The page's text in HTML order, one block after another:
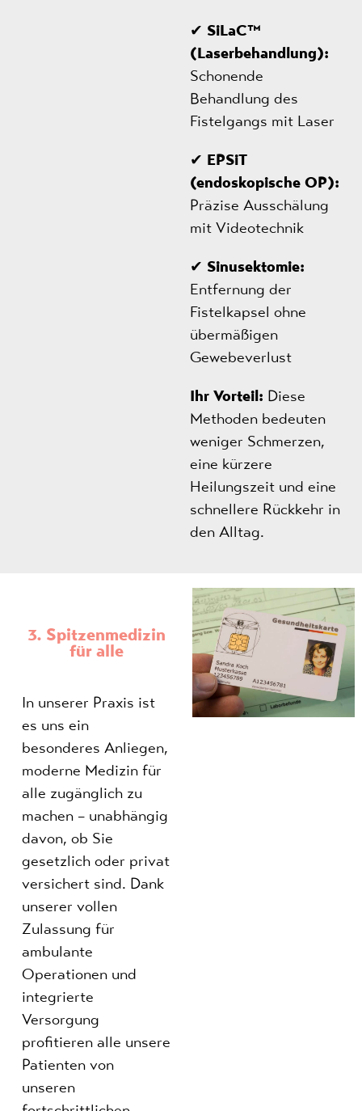
✔ SiLaC™
(Laserbehandlung):
Schonende
Behandlung des
Fistelgangs mit Laser
✔ EPSiT
(endoskopische OP):
Präzise Ausschälung
mit Videotechnik
✔ Sinusektomie:
Entfernung der
Fistelkapsel ohne
übermäßigen
Gewebeverlust
Ihr Vorteil: Diese
Methoden bedeuten
weniger Schmerzen,
eine kürzere
Heilungszeit und eine
schnellere Rückkehr in
den Alltag.
3. Spitzenmedizin
für alle
In unserer Praxis ist
es uns ein
besonderes Anliegen,
moderne Medizin für
alle zugänglich zu
machen – unabhängig
davon, ob Sie
gesetzlich oder privat
versichert sind. Dank
unserer vollen
Zulassung für
ambulante
Operationen und
integrierte
Versorgung
profitieren alle unsere
Patienten von
unseren